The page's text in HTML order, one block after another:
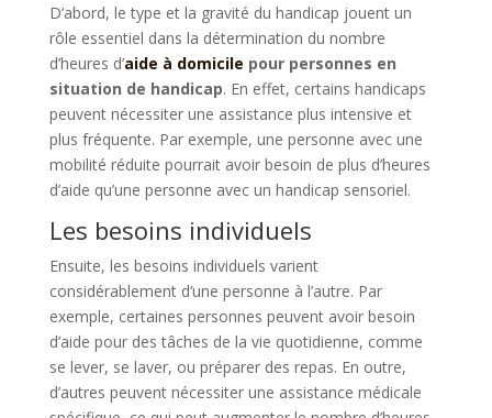
D’abord, le type et la gravité du handicap jouent un
rôle essentiel dans la détermination du nombre
d’heures d’aide à domicile pour personnes en
situation de handicap. En effet, certains handicaps
peuvent nécessiter une assistance plus intensive et
plus fréquente. Par exemple, une personne avec une
mobilité réduite pourrait avoir besoin de plus d’heures
d’aide qu’une personne avec un handicap sensoriel.
Les besoins individuels
Ensuite, les besoins individuels varient
considérablement d’une personne à l’autre. Par
exemple, certaines personnes peuvent avoir besoin
d’aide pour des tâches de la vie quotidienne, comme
se lever, se laver, ou préparer des repas. En outre,
d’autres peuvent nécessiter une assistance médicale